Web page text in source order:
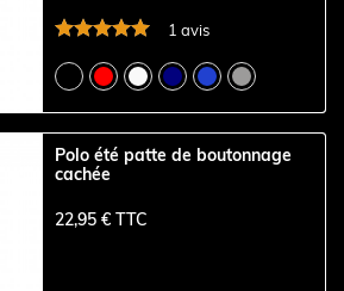
1 avis
Polo été patte de boutonnage
cachée
22,95 € TTC